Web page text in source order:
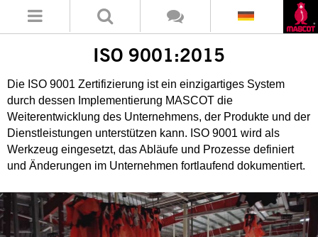
ISO 9001:2015
Die ISO 9001 Zertifizierung ist ein einzigartiges System
durch dessen Implementierung MASCOT die
Weiterentwicklung des Unternehmens, der Produkte und der
Dienstleistungen unterstützen kann. ISO 9001 wird als
Werkzeug eingesetzt, das Abläufe und Prozesse definiert
und Änderungen im Unternehmen fortlaufend dokumentiert.